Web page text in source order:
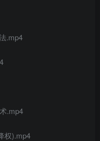
.mp4
.mp4
权).mp4